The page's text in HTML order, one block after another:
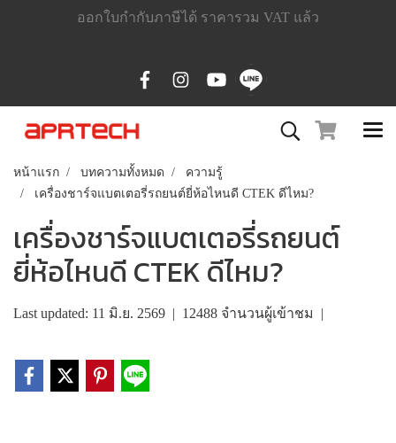
ออกใบกำกับภาษีได้ ราคารวม VAT แล้ว
หน้าแรก บทความทั้งหมด
ความรู้
เครื่องชาร์จแบตเตอรี่รถยนต์ยี่ห้อไหนดี CTEK ดีไหม?
เครื่องชาร์จแบตเตอรี่รถยนต์
ยี่ห้อไหนดี CTEK ดีไหม?
Last updated: 11 มิ.ย. 2569 | 12488 จำนวนผู้เข้าชม |